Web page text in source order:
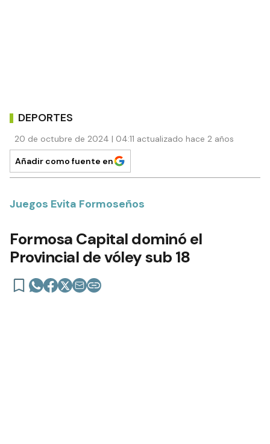
DEPORTES
20 de octubre de 2024 | 04:11 actualizado hace 2 años
Añadir como fuente en
Juegos Evita Formoseños
Formosa Capital dominó el
Provincial de vóley sub 18